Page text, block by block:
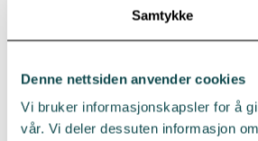
Samtykke
Denne nettsiden anvender cookies
Vi bruker informasjonskapsler for å
vår. Vi deler dessuten informasjon